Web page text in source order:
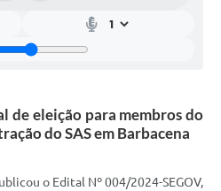
de eleição para membros do
do SAS em Barbacena
o Edital Nº 004/2024-SEGOV,